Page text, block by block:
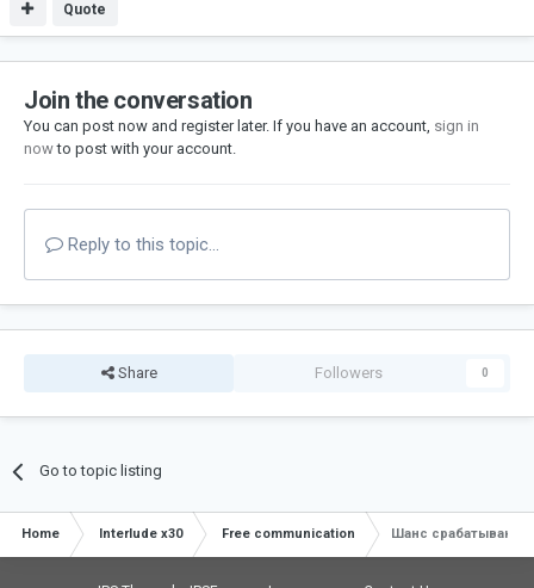
Quote
Join the conversation
You can post now and register later. If you have an account, sign in
nowto post with your account.
Reply to this topic...
Share Followers 0
Go to topic listing
Home Interlude x30 Free communication Шанс